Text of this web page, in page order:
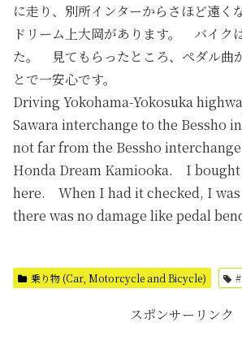
に走り、別所インターからさほど遠く
ドリーム上大岡があります。 バイク
た。 見てもらったところ、ペダル曲
とで一安心です。
Driving Yokohama-Yokosuka
Sawara interchange to the Bessho
not far from the Bessho
Honda Dream Kamiooka. I
here. When I had it checked, I
there was no damage like pedal
乗り物 (Car, Motorcycle and Bicycle)
スポンサーリンク